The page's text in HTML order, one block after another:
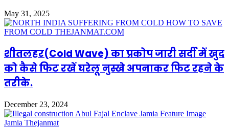
May 31, 2025
शीतलहर(Cold Wave) का प्रकोप जारी सर्दी में खुद
को कैसे फिट रखें घरेलू नुस्खे अपनाकर फिट रहने के
तरीके.
December 23, 2024